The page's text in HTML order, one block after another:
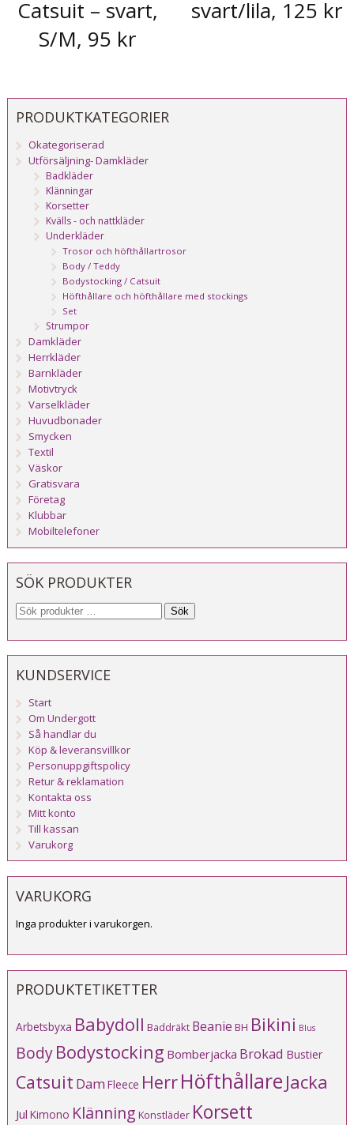
Catsuit – svart,
S/M, 95 kr
svart/lila, 125 kr
PRODUKTKATEGORIER
Okategoriserad
Utförsäljning- Damkläder
Badkläder
Klänningar
Korsetter
Kvälls - och nattkläder
Underkläder
Trosor och höfthållartrosor
Body / Teddy
Bodystocking / Catsuit
Höfthållare och höfthållare med stockings
Set
Strumpor
Damkläder
Herrkläder
Barnkläder
Motivtryck
Varselkläder
Huvudbonader
Smycken
Textil
Väskor
Gratisvara
Företag
Klubbar
Mobiltelefoner
SÖK PRODUKTER
Sök
KUNDSERVICE
Start
Om Undergott
Så handlar du
Köp & leveransvillkor
Personuppgiftspolicy
Retur & reklamation
Kontakta oss
Mitt konto
Till kassan
Varukorg
VARUKORG
Inga produkter i varukorgen.
PRODUKTETIKETTER
Arbetsbyxa Babydoll Baddräkt Beanie BH Bikini Blus
BodyBodystocking Bomberjacka Brokad Bustier
Catsuit Dam Fleece HerrHöfthållare Jacka
Jul Kimono Klänning Konstläder Korsett